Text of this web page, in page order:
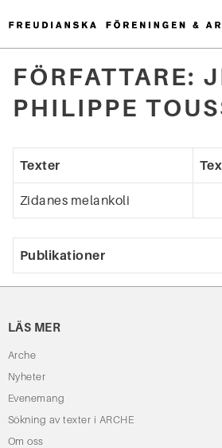
till
innehåll
efter:
FÖRFATTARE:
PHILIPPE
Texter
Zidanes melankoli
Publikationer
LÄS MER
Arche
Nyheter
Evenemang
Sökning av texter i ARCHE
Om oss